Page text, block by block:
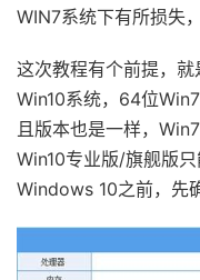
WIN7系统下有所损失
这次教程有个前提，
Win10系统，64位
且版本也是一样，
Win10专业版/旗舰版
Windows 10之前，先